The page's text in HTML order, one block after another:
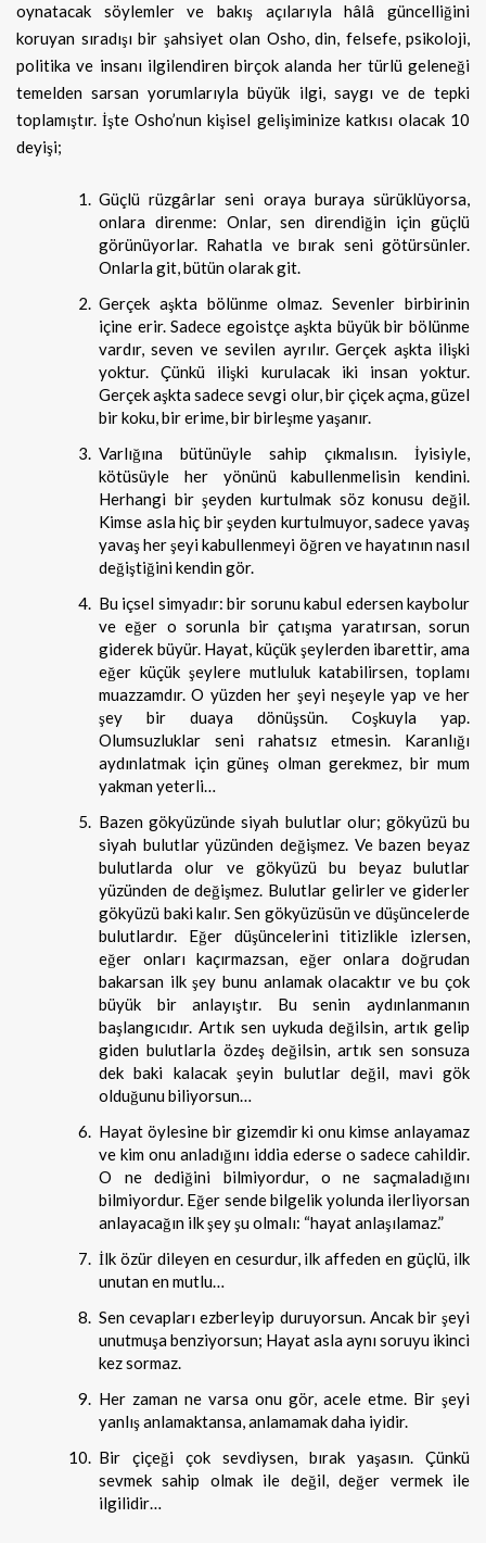
oynatacak söylemler ve bakış açılarıyla hâlâ güncelliğini
koruyan sıradışı bir şahsiyet olan Osho, din, felsefe, psikoloji,
politika ve insanı ilgilendiren birçok alanda her türlü geleneği
temelden sarsan yorumlarıyla büyük ilgi, saygı ve de tepki
toplamıştır. İşte Osho’nun kişisel gelişiminize katkısı olacak 10
deyişi;
Güçlü rüzgârlar seni oraya buraya sürüklüyorsa,
onlara direnme: Onlar, sen direndiğin için güçlü
görünüyorlar. Rahatla ve bırak seni götürsünler.
Onlarla git, bütün olarak git.
Gerçek aşkta bölünme olmaz. Sevenler birbirinin
içine erir. Sadece egoistçe aşkta büyük bir bölünme
vardır, seven ve sevilen ayrılır. Gerçek aşkta ilişki
yoktur. Çünkü ilişki kurulacak iki insan yoktur.
Gerçek aşkta sadece sevgi olur, bir çiçek açma, güzel
bir koku, bir erime, bir birleşme yaşanır.
Varlığına bütünüyle sahip çıkmalısın. İyisiyle,
kötüsüyle her yönünü kabullenmelisin kendini.
Herhangi bir şeyden kurtulmak söz konusu değil.
Kimse asla hiç bir şeyden kurtulmuyor, sadece yavaş
yavaş her şeyi kabullenmeyi öğren ve hayatının nasıl
değiştiğini kendin gör.
Bu içsel simyadır: bir sorunu kabul edersen kaybolur
ve eğer o sorunla bir çatışma yaratırsan, sorun
giderek büyür. Hayat, küçük şeylerden ibarettir, ama
eğer küçük şeylere mutluluk katabilirsen, toplamı
muazzamdır. O yüzden her şeyi neşeyle yap ve her
şey bir duaya dönüşsün. Coşkuyla yap.
Olumsuzluklar seni rahatsız etmesin. Karanlığı
aydınlatmak için güneş olman gerekmez, bir mum
yakman yeterli…
Bazen gökyüzünde siyah bulutlar olur; gökyüzü bu
siyah bulutlar yüzünden değişmez. Ve bazen beyaz
bulutlarda olur ve gökyüzü bu beyaz bulutlar
yüzünden de değişmez. Bulutlar gelirler ve giderler
gökyüzü baki kalır. Sen gökyüzüsün ve düşüncelerde
bulutlardır. Eğer düşüncelerini titizlikle izlersen,
eğer onları kaçırmazsan, eğer onlara doğrudan
bakarsan ilk şey bunu anlamak olacaktır ve bu çok
büyük bir anlayıştır. Bu senin aydınlanmanın
başlangıcıdır. Artık sen uykuda değilsin, artık gelip
giden bulutlarla özdeş değilsin, artık sen sonsuza
dek baki kalacak şeyin bulutlar değil, mavi gök
olduğunu biliyorsun…
Hayat öylesine bir gizemdir ki onu kimse anlayamaz
ve kim onu anladığını iddia ederse o sadece cahildir.
O ne dediğini bilmiyordur, o ne saçmaladığını
bilmiyordur. Eğer sende bilgelik yolunda ilerliyorsan
anlayacağın ilk şey şu olmalı: “hayat anlaşılamaz.”
İlk özür dileyen en cesurdur, ilk affeden en güçlü, ilk
unutan en mutlu…
Sen cevapları ezberleyip duruyorsun. Ancak bir şeyi
unutmuşa benziyorsun; Hayat asla aynı soruyu ikinci
kez sormaz.
Her zaman ne varsa onu gör, acele etme. Bir şeyi
yanlış anlamaktansa, anlamamak daha iyidir.
Bir çiçeği çok sevdiysen, bırak yaşasın. Çünkü
sevmek sahip olmak ile değil, değer vermek ile
ilgilidir…